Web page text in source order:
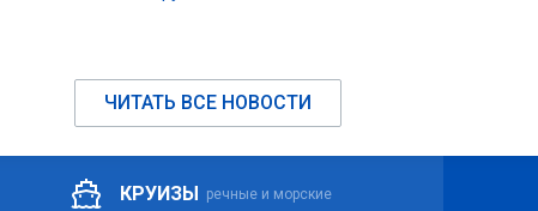
ЧИТАТЬ ВСЕ НОВОСТИ
КРУИЗЫ речные и морские